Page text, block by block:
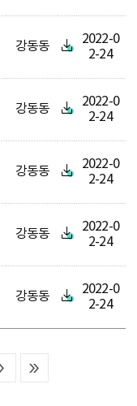
강동동
2022-0
2-24
강동동
2022-0
2-24
강동동
2022-0
2-24
강동동
2022-0
2-24
강동동
2022-0
2-24